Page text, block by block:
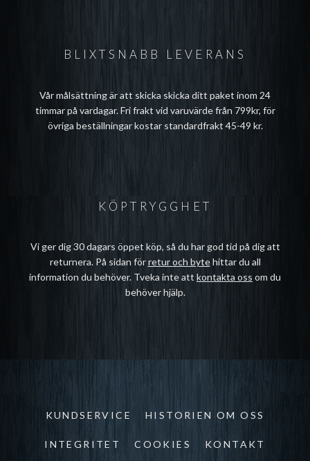
BLIXTSNABB LEVERANS
Vår målsättning är att skicka skicka ditt paket inom 24
timmar på vardagar. Fri frakt vid varuvärde från 799kr, för
övriga beställningar kostar standardfrakt 45-49 kr.
KÖPTRYGGHET
Vi ger dig 30 dagars öppet köp, så du har god tid på dig att
returnera. På sidan förretur och bytehittar du all
information du behöver. Tveka inte att kontakta oss om du
behöver hjälp.
KUNDSERVICE HISTORIEN OM OSS
INTEGRITET COOKIES KONTAKT